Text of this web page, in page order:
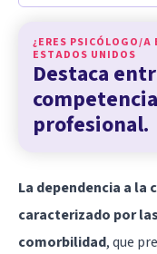
¿ERES PSICÓLOGO/A
ESTADOS UNIDOS
Destaca
competencia
profesional.
La dependencia a la
caracterizado por
comorbilidad, que